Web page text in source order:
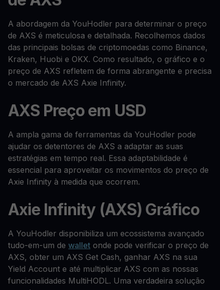
A abordagem da YouHodler para determinar o preço
de AXS é meticulosa e detalhada. Recolhemos dados
das principais bolsas de criptomoedas como Binance,
Kraken, Huobi e OKX. Como resultado, o gráfico e o
preço de AXS refletem de forma abrangente e precisa
o mercado de AXS Axie Infinity.
AXS Preço em USD
A ampla gama de ferramentas da YouHodler pode
ajudar os detentores de AXS a adaptar as suas
estratégias em tempo real. Essa adaptabilidade é
essencial para aproveitar os movimentos do preço de
Axie Infinity à medida que ocorrem.
Axie Infinity (AXS) Gráfico
A YouHodler disponibiliza um ecossistema avançado
tudo-em-um de wallet onde pode verificar o preço de
AXS, obter um AXS Get Cash, ganhar AXS na sua
Yield Account e até multiplicar AXS com as nossas
funcionalidades MultiHODL. Uma verdadeira solução